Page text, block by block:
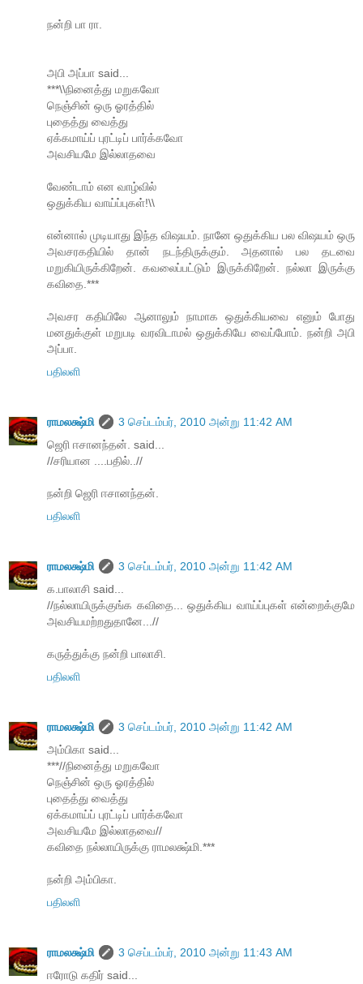
நன்றி பா ரா.
அபி அப்பா said...
***\\நினைத்து மறுகவோ
நெஞ்சின் ஒரு ஓரத்தில்
புதைத்து வைத்து
ஏக்கமாய்ப் புரட்டிப் பார்க்கவோ
அவசியமே இல்லாதவை
வேண்டாம் என வாழ்வில்
ஒதுக்கிய வாய்ப்புகள்!\\
என்னால் முடியாது இந்த விஷயம். நானே ஒதுக்கிய பல விஷயம் ஒரு
அவசரகதியில் தான் நடந்திருக்கும். அதனால் பல தடவை
மறுகியிருக்கிறேன். கவலைப்பட்டும் இருக்கிறேன். நல்லா இருக்கு
கவிதை.***
அவசர கதியிலே ஆனாலும் நாமாக ஒதுக்கியவை எனும் போது
மனதுக்குள் மறுபடி வரவிடாமல் ஒதுக்கியே வைப்போம். நன்றி அபி
அப்பா.
பதிலளி
ராமலக்ஷ்மி
3 செப்டம்பர், 2010 அன்று 11:42 AM
ஜெரி ஈசானந்தன். said...
//சரியான ....பதில்..//
நன்றி ஜெரி ஈசானந்தன்.
பதிலளி
ராமலக்ஷ்மி
3 செப்டம்பர், 2010 அன்று 11:42 AM
க.பாலாசி said...
//நல்லாயிருக்குங்க கவிதை... ஒதுக்கிய வாய்ப்புகள் என்றைக்குமே
அவசியமற்றதுதானே...//
கருத்துக்கு நன்றி பாலாசி.
பதிலளி
ராமலக்ஷ்மி
3 செப்டம்பர், 2010 அன்று 11:42 AM
அம்பிகா said...
***//நினைத்து மறுகவோ
நெஞ்சின் ஒரு ஓரத்தில்
புதைத்து வைத்து
ஏக்கமாய்ப் புரட்டிப் பார்க்கவோ
அவசியமே இல்லாதவை//
கவிதை நல்லாயிருக்கு ராமலக்ஷ்மி.***
நன்றி அம்பிகா.
பதிலளி
ராமலக்ஷ்மி
3 செப்டம்பர், 2010 அன்று 11:43 AM
ஈரோடு கதிர் said...